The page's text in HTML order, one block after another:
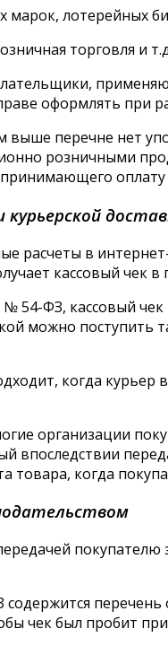
лотерейных
торговля и
оформлять при
выше перечне нет
розничными
курьерской
расчеты в
кассовый чек
№ 54-ФЗ, кассовый
можно поступить
когда курьер
организации
впоследствии
товара, когда
покупателю
чек был пробит